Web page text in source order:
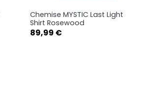
 Aperçu rapide
S
Chemise MYSTIC Last Light
Shirt Rosewood
Prix
89,99 €